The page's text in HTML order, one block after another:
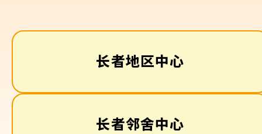
长者地区中心
长者邻舍中心